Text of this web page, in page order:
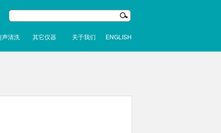
声清洗 其它仪器 关于我们 ENGLISH